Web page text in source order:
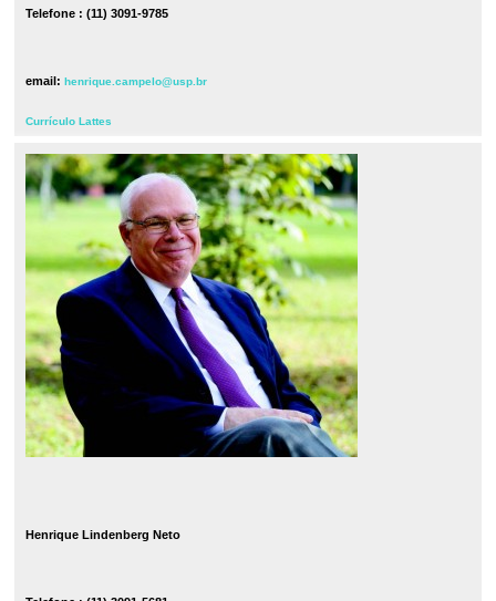
Telefone : (11) 3091-9785
email: henrique.campelo@usp.br
Currículo Lattes
Henrique Lindenberg Neto